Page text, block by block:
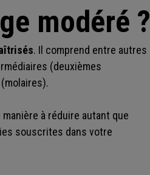
modéré ?
. Il comprend entre autres
(deuxièmes
à réduire autant que
souscrites dans votre